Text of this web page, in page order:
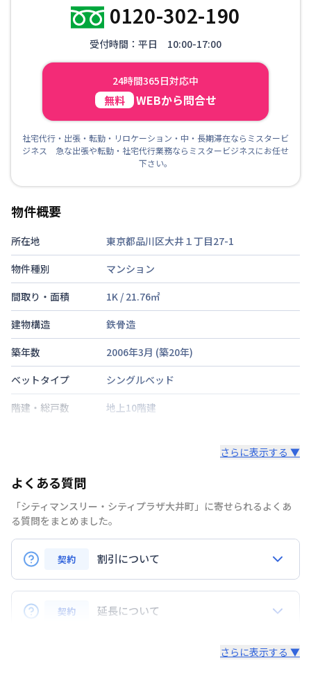
0120-302-190
受付時間：平日 10:00-17:00
24時間365日対応中
無料 WEBから問合せ
社宅代行・出張・転勤・リロケーション・中・長期滞在ならミスタービ
ジネス 急な出張や転勤・社宅代行業務ならミスタービジネスにお任せ
下さい。
物件概要
所在地
東京都品川区大井１丁目27-1
物件種別
マンション
間取り・面積
1K / 21.76㎡
建物構造
鉄骨造
築年数
2006年3月 (築20年)
ベットタイプ
シングルベッド
階建・総戸数
地上10階建
禁煙・喫煙
京浜東北・根岸線
駐車場
さらに表示する ▼
よくある質問
「シティマンスリー・シティプラザ大井町」に寄せられるよくあ
る質問をまとめました。
契約 割引について
Q.リピーターの場合、割引はありますか？
A.はい、ございます。リピーターのお客様にはリピー
ター特典といたしまして、毎月の賃料から3,000円割
契約 延長について
さらに表示する ▼